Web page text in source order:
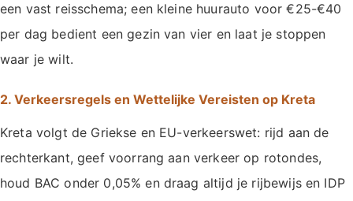
een vast reisschema; een kleine huurauto voor €25-€40
per dag bedient een gezin van vier en laat je stoppen
waar je wilt.
2. Verkeersregels en Wettelijke Vereisten op Kreta
Kreta volgt de Griekse en EU-verkeerswet: rijd aan de
rechterkant, geef voorrang aan verkeer op rotondes,
houd BAC onder 0,05% en draag altijd je rijbewijs en IDP